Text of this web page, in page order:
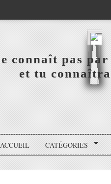
connaît pas
et tu
ACCUEIL CATÉGORIES